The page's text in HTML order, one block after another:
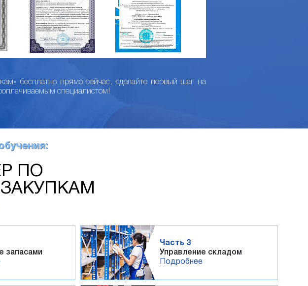
бесплатно прямо сейчас, сделайте первый шаг на
специалистом!
ПО
запасами
Часть 3
Управление складом
Подробнее